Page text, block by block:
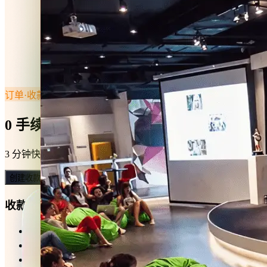
订单·收款
0 手续费，资金秒到账
3 分钟快速搭建店铺，让生意即刻在线运转。在线收银时，还
创建收款表单
收款模板
试听课秒杀
赛事报名缴费
KET考试缴费